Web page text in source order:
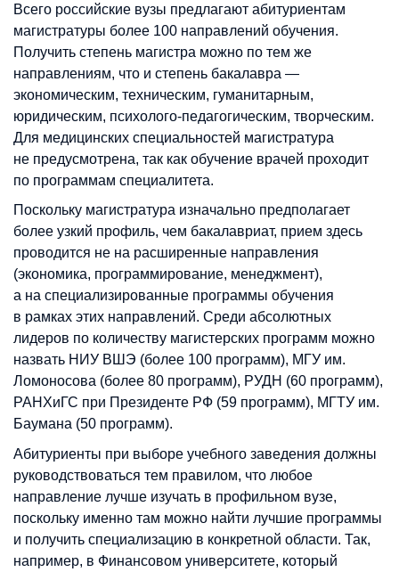
Всего российские вузы предлагают абитуриентам
магистратуры более 100 направлений обучения.
Получить степень магистра можно по тем же
направлениям, что и степень бакалавра —
экономическим, техническим, гуманитарным,
юридическим, психолого-педагогическим, творческим.
Для медицинских специальностей магистратура
не предусмотрена, так как обучение врачей проходит
по программам специалитета.
Поскольку магистратура изначально предполагает
более узкий профиль, чем бакалавриат, прием здесь
проводится не на расширенные направления
(экономика, программирование, менеджмент),
а на специализированные программы обучения
в рамках этих направлений. Среди абсолютных
лидеров по количеству магистерских программ можно
назвать НИУ ВШЭ (более 100 программ), МГУ им.
Ломоносова (более 80 программ), РУДН (60 программ),
РАНХиГС при Президенте РФ (59 программ), МГТУ им.
Баумана (50 программ).
Абитуриенты при выборе учебного заведения должны
руководствоваться тем правилом, что любое
направление лучше изучать в профильном вузе,
поскольку именно там можно найти лучшие программы
и получить специализацию в конкретной области. Так,
например, в Финансовом университете, который